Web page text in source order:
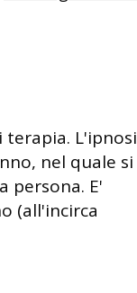
L'ipnosi
nel quale si
persona. E'
(all'incirca